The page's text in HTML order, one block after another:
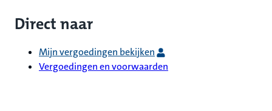
Direct naar
Mijn vergoedingen bekijken
Vergoedingen en voorwaarden